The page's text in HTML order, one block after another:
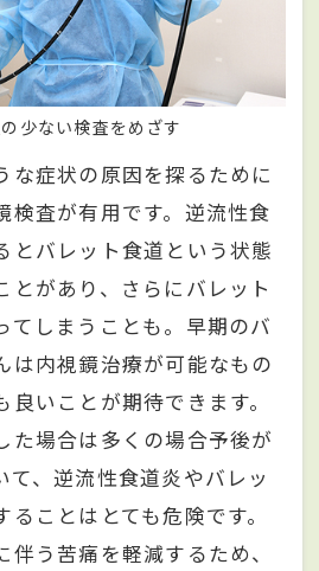
少ない検査をめざす
な症状の原因を探るために
検査が有用です。逆流性食
とバレット食道という状態
とがあり、さらにバレット
てしまうことも。早期のバ
は内視鏡治療が可能なもの
良いことが期待できます。
た場合は多くの場合予後が
て、逆流性食道炎やバレッ
ることはとても危険です。
伴う苦痛を軽減するため、